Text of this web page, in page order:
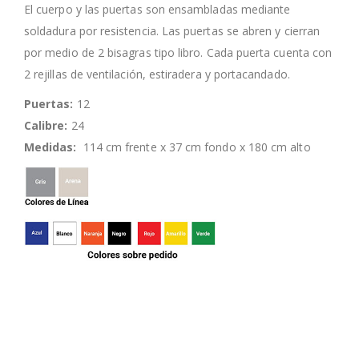
El cuerpo y las puertas son ensambladas mediante
soldadura por resistencia. Las puertas se abren y cierran
por medio de 2 bisagras tipo libro. Cada puerta cuenta con
2 rejillas de ventilación, estiradera y portacandado.
Puertas: 12
Calibre: 24
Medidas: 114 cm frente x 37 cm fondo x 180 cm alto